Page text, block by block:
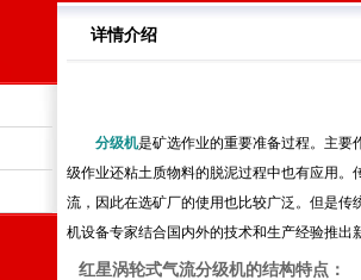
详情介绍
分级机是矿选作业的重要准备过程。主要
级作业还粘土质物料的脱泥过程中也有应用。
流，因此在选矿厂的使用也比较广泛。但是
机设备专家结合国内外的技术和生产经验推出
红星涡轮式气流分级机的结构特点：